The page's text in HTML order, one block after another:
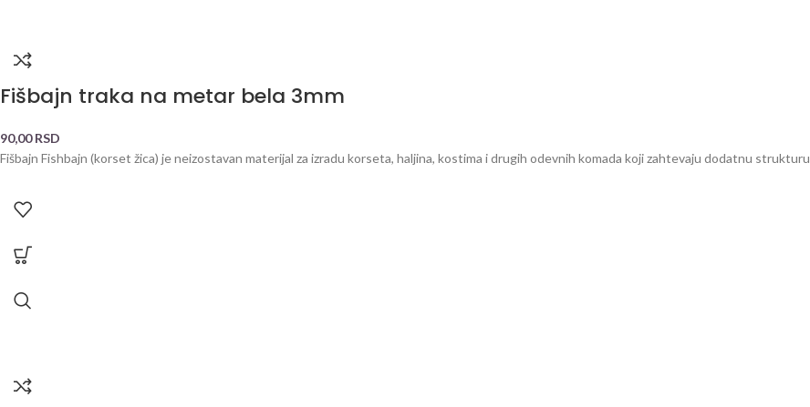
Fišbajn traka na metar bela 3mm
90,00RSD
Fišbajn Fishbajn (korset žica) je neizostavan materijal za izradu korseta, haljina, kostima i drugih odevnih komada koji zahtevaju dodatnu strukturu